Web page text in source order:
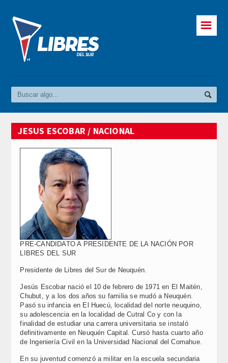
☰
JESUS ESCOBAR / NACIONAL
PRE-CANDIDATO A PRESIDENTE DE LA NACIÓN POR
LIBRES DEL SUR
Presidente de Libres del Sur de Neuquén.
Jesús Escobar nació el 10 de febrero de 1971 en El Maitén,
Chubut, y a los dos años su familia se mudó a Neuquén.
Pasó su infancia en El Huecú, localidad del norte neuquino,
su adolescencia en la localidad de Cutral Co y con la
finalidad de estudiar una carrera universitaria se instaló
definitivamente en Neuquén Capital. Cursó hasta cuarto año
de Ingeniería Civil en la Universidad Nacional del Comahue.
En su juventud comenzó a militar en la escuela secundaria